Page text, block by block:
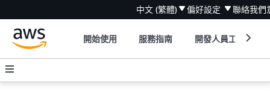
中文 (繁體) 偏好設定 聯絡我們
開始使用 服務指南 開發人員工具